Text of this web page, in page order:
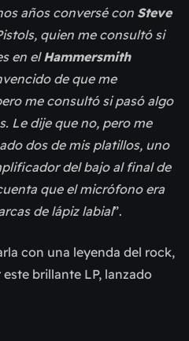
años conversé con Steve
quien me consultó si
en elHammersmith
de que me
me consultó si pasó algo
Le dije que no, pero me
dos de mis platillos, uno
del bajo al final de
que el micrófono era
de lápiz labial”.
con una leyenda del rock,
brillante LP, lanzado